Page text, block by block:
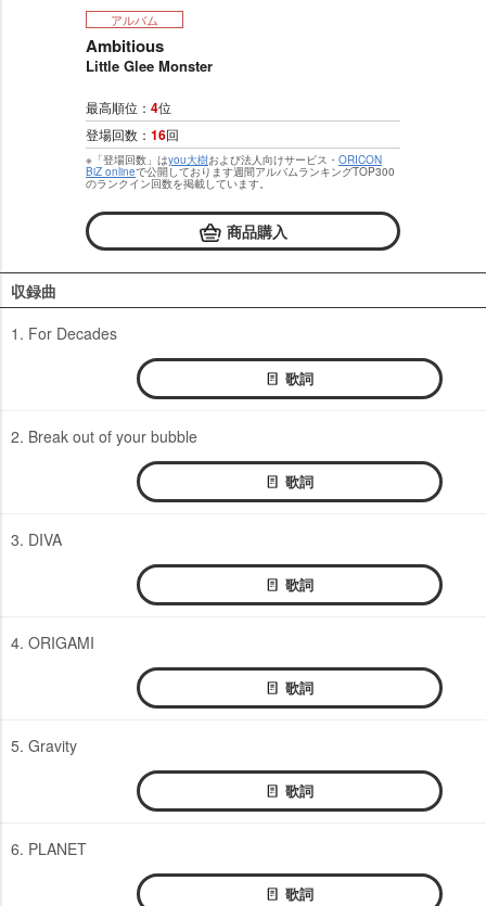
アルバム
Ambitious
Little Glee Monster
最高順位： 4位
登場回数： 16回
※「登場回数」はyou大樹および法人向けサービス・ ORICON
BiZ onlineで公開しております週間アルバムランキングTOP300
のランクイン回数を掲載しています。
商品購入
収録曲
1. For Decades
歌詞
2. Break out of your bubble
歌詞
3. DIVA
歌詞
4. ORIGAMI
歌詞
5. Gravity
歌詞
6. PLANET
歌詞